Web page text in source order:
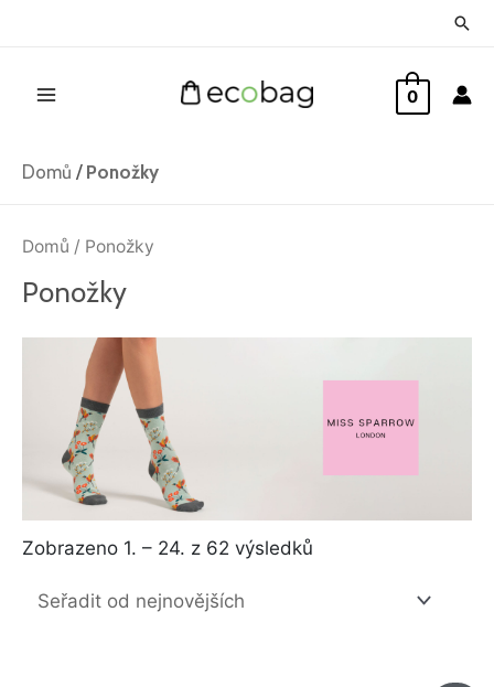
0
Domů / Ponožky
Domů / Ponožky
Ponožky
Zobrazeno 1. – 24. z 62 výsledků